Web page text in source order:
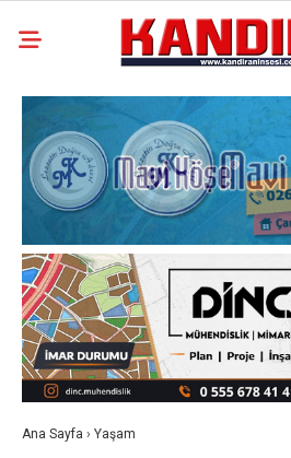
Ana Sayfa › Yaşam